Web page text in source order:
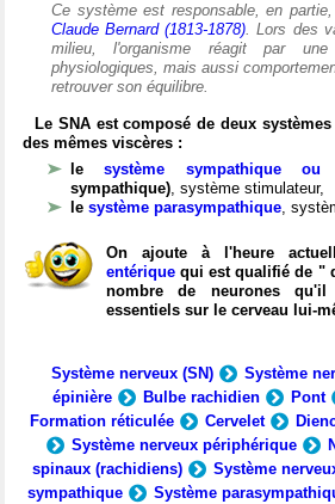
Ce système est responsable, en
Claude Bernard (1813-1878). Lors des
milieu, l'organisme réagit par
physiologiques, mais aussi
retrouver son équilibre.
Le SNA est composé de deux
des mêmes viscères :
lesystème sympathique ou
sympathique), système stimulateur,
le système parasympathique,
On ajoute à l'heure
entérique qui est qualifié de "
nombre de neurones
essentiels sur le cerveau lui-
Système nerveux (SN) Système
épinière
Bulbe rachidien Pont
Formation réticulée
Cervelet
Système nerveux périphérique
spinaux (rachidiens)
Système
sympathique
Système